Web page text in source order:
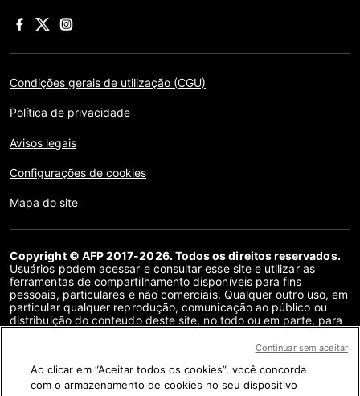
Condições gerais de utilização (CGU)
Política de privacidade
Avisos legais
Configurações de cookies
Mapa do site
Copyright © AFP 2017-2026. Todos os direitos reservados.
Usuários podem acessar e consultar esse site e utilizar as
ferramentas de compartilhamento disponíveis para fins
pessoais, particulares e não comerciais. Qualquer outro uso, em
particular qualquer reprodução, comunicação ao público ou
distribuição do conteúdo deste site, no todo ou em parte, para
contrato de licença específico assinado com a AFP, é
meio de links no conteúdo de verificação de fatos são
fornecidos na medida necessária para a correta compreensão
Ao clicar em “Aceitar todos os cookies”, você concorda
com o armazenamento de cookies no seu dispositivo
Continuar sem aceitar